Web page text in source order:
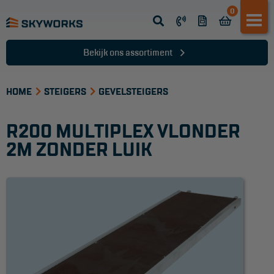
0
Opsteek ladder
Schuifladder
Telescopische ladder
Ladder accessoires
Werktrappen
Bekijk ons assortiment
HOME STEIGERS GEVELSTEIGERS
R200 MULTIPLEX VLONDER
2M ZONDER LUIK